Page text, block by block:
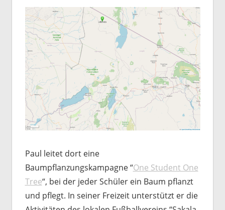
Paul leitet dort eine
Baumpflanzungskampagne “One Student One
Tree“, bei der jeder Schüler ein Baum pflanzt
und pflegt. In seiner Freizeit unterstützt er die